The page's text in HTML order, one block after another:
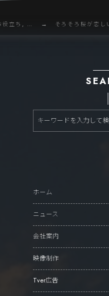
役立ち, … そろそろ桜が恋し
ホーム
ニュース
会社案内
映像制作
Tver広告